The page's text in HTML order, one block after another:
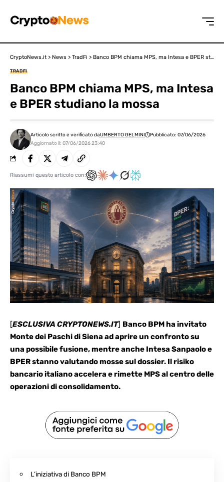
CryptoNews.it > News > TradFi > Banco BPM chiama MPS, ma Intesa e BPER studiano la mossa
TRADFI
Banco BPM chiama MPS, ma Intesa
e BPER studiano la mossa
Aggiornato il: 07/06/2026 23:40
Articolo scritto e verificato daUMBERTO GELMINI Pubblicato: 07/06/2026
Riassumi questo articolo con:
[ESCLUSIVA CRYPTONEWS.IT] Banco BPM ha invitato
Monte dei Paschi di Siena ad aprire un confronto su
una possibile fusione, mentre anche Intesa Sanpaoloe
BPER stanno valutando mosse sul dossier. Il risiko
bancario italiano accelera e rimette MPS al centro delle
operazioni di consolidamento.
L’iniziativa di Banco BPM